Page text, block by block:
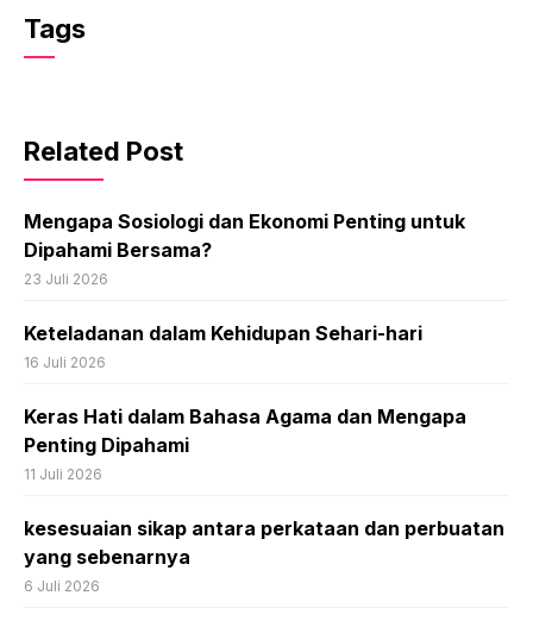
Tags
Related Post
Mengapa Sosiologi dan Ekonomi Penting untuk
Dipahami Bersama?
23 Juli 2026
Keteladanan dalam Kehidupan Sehari-hari
16 Juli 2026
Keras Hati dalam Bahasa Agama dan Mengapa
Penting Dipahami
11 Juli 2026
kesesuaian sikap antara perkataan dan perbuatan
yang sebenarnya
6 Juli 2026